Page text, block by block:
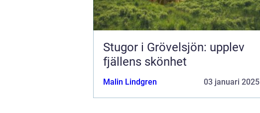
Stugor i Grövelsjön: upplev
fjällens skönhet
Malin Lindgren 03 januari 2025